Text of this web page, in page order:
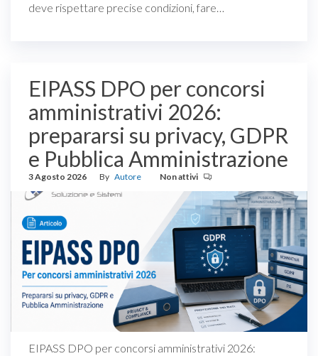
deve rispettare precise condizioni, fare…
EIPASS DPO per concorsi
amministrativi 2026:
prepararsi su privacy, GDPR
e Pubblica Amministrazione
3 Agosto 2026 By Autore Non attivi
EIPASS DPO per concorsi amministrativi 2026: